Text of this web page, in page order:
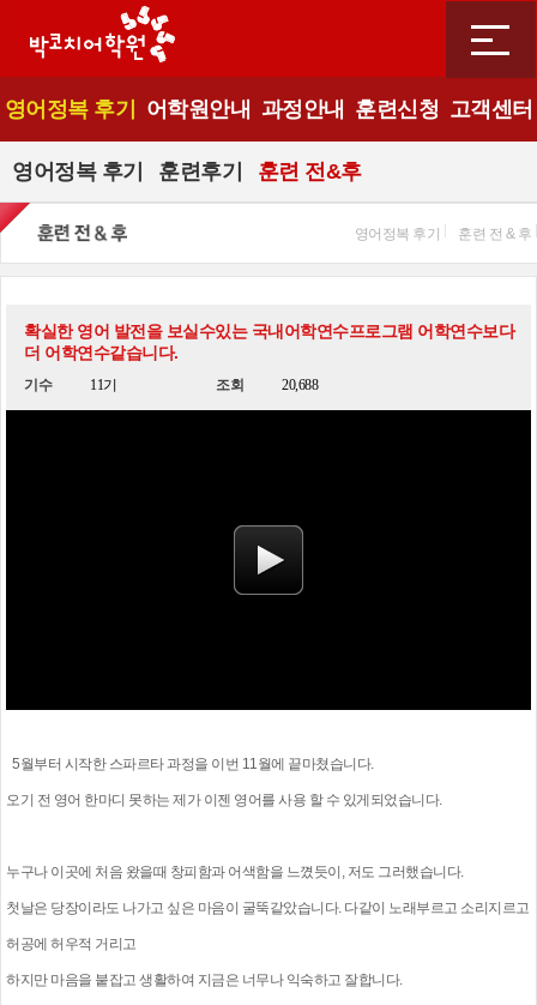
영어정복 후기 어학원안내 과정안내 훈련신청 고객센터
영어정복 후기 훈련후기 훈련 전&후
영어정복 후기 훈련 전 & 후
확실한 영어 발전을 보실수있는 국내어학연수프로그램 어학연수보다
더 어학연수같습니다.
기수 11기 조회 20,688
5월부터 시작한 스파르타 과정을 이번 11월에 끝마쳤습니다.
오기 전 영어 한마디 못하는 제가 이젠 영어를 사용 할 수 있게되었습니다.
누구나 이곳에 처음 왔을때 창피함과 어색함을 느꼈듯이, 저도 그러했습니다.
첫날은 당장이라도 나가고 싶은 마음이 굴뚝같았습니다. 다같이 노래부르고 소리지르고
허공에 허우적 거리고
하지만 마음을 붙잡고 생활하여 지금은 너무나 익숙하고 잘합니다.